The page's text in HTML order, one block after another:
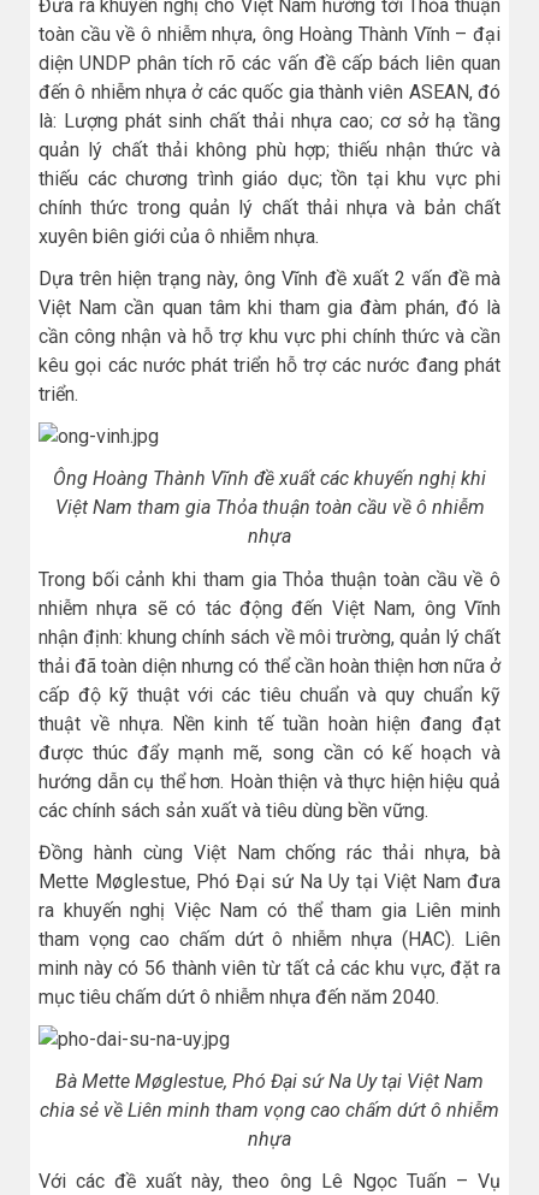
Đưa ra khuyến nghị cho Việt Nam hướng tới Thỏa thuận
toàn cầu về ô nhiễm nhựa, ông Hoàng Thành Vĩnh – đại
diện UNDP phân tích rõ các vấn đề cấp bách liên quan
đến ô nhiễm nhựa ở các quốc gia thành viên ASEAN, đó
là: Lượng phát sinh chất thải nhựa cao; cơ sở hạ tầng
quản lý chất thải không phù hợp; thiếu nhận thức và
thiếu các chương trình giáo dục; tồn tại khu vực phi
chính thức trong quản lý chất thải nhựa và bản chất
xuyên biên giới của ô nhiễm nhựa.
Dựa trên hiện trạng này, ông Vĩnh đề xuất 2 vấn đề mà
Việt Nam cần quan tâm khi tham gia đàm phán, đó là
cần công nhận và hỗ trợ khu vực phi chính thức và cần
kêu gọi các nước phát triển hỗ trợ các nước đang phát
triển.
Ông Hoàng Thành Vĩnh đề xuất các khuyến nghị khi
Việt Nam tham gia Thỏa thuận toàn cầu về ô nhiễm
nhựa
Trong bối cảnh khi tham gia Thỏa thuận toàn cầu về ô
nhiễm nhựa sẽ có tác động đến Việt Nam, ông Vĩnh
nhận định: khung chính sách về môi trường, quản lý chất
thải đã toàn diện nhưng có thể cần hoàn thiện hơn nữa ở
cấp độ kỹ thuật với các tiêu chuẩn và quy chuẩn kỹ
thuật về nhựa. Nền kinh tế tuần hoàn hiện đang đạt
được thúc đẩy mạnh mẽ, song cần có kế hoạch và
hướng dẫn cụ thể hơn. Hoàn thiện và thực hiện hiệu quả
các chính sách sản xuất và tiêu dùng bền vững.
Đồng hành cùng Việt Nam chống rác thải nhựa, bà
Mette Møglestue, Phó Đại sứ Na Uy tại Việt Nam đưa
ra khuyến nghị Việc Nam có thể tham gia Liên minh
tham vọng cao chấm dứt ô nhiễm nhựa (HAC). Liên
minh này có 56 thành viên từ tất cả các khu vực, đặt ra
mục tiêu chấm dứt ô nhiễm nhựa đến năm 2040.
Bà Mette Møglestue, Phó Đại sứ Na Uy tại Việt Nam
chia sẻ về Liên minh tham vọng cao chấm dứt ô nhiễm
nhựa
Với các đề xuất này, theo ông Lê Ngọc Tuấn – Vụ